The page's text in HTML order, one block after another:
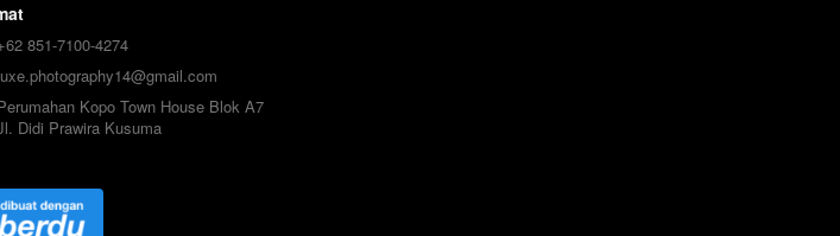
851-7100-4274
Kopo Town House Blok A7
Didi Prawira Kusuma